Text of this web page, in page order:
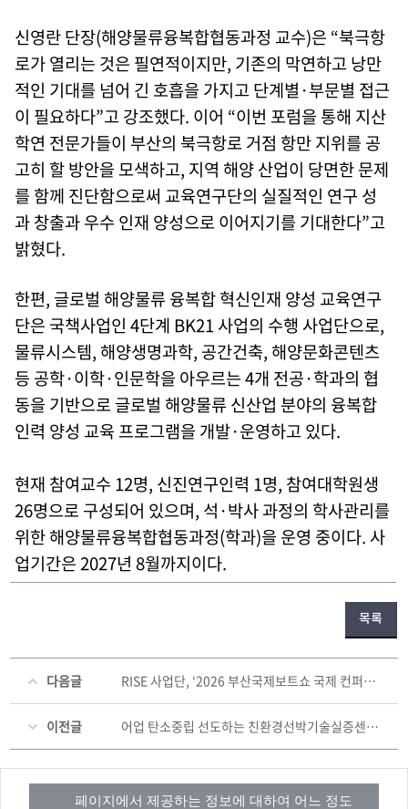
신영란 단장(해양물류융복합협동과정 교수)은 “북극항
로가 열리는 것은 필연적이지만, 기존의 막연하고 낭만
적인 기대를 넘어 긴 호흡을 가지고 단계별·부문별 접근
이 필요하다”고 강조했다. 이어 “이번 포럼을 통해 지산
학연 전문가들이 부산의 북극항로 거점 항만 지위를 공
고히 할 방안을 모색하고, 지역 해양 산업이 당면한 문제
를 함께 진단함으로써 교육연구단의 실질적인 연구 성
과 창출과 우수 인재 양성으로 이어지기를 기대한다”고
밝혔다.
한편, 글로벌 해양물류 융복합 혁신인재 양성 교육연구
단은 국책사업인 4단계 BK21 사업의 수행 사업단으로,
물류시스템, 해양생명과학, 공간건축, 해양문화콘텐츠
등 공학·이학·인문학을 아우르는 4개 전공·학과의 협
동을 기반으로 글로벌 해양물류 신산업 분야의 융복합
인력 양성 교육 프로그램을 개발·운영하고 있다.
현재 참여교수 12명, 신진연구인력 1명, 참여대학원생
26명으로 구성되어 있으며, 석·박사 과정의 학사관리를
위한 해양물류융복합협동과정(학과)을 운영 중이다. 사
업기간은 2027년 8월까지이다.
목록
다음글 RISE 사업단, ‘2026 부산국제보트쇼 국제 컨퍼런스’ 성황리 개최
이전글 어업 탄소중립 선도하는 친환경선박기술실증센터…국내 첫 '전기복합 추진어선' 실증
페이지에서 제공하는 정보에 대하여 어느 정도